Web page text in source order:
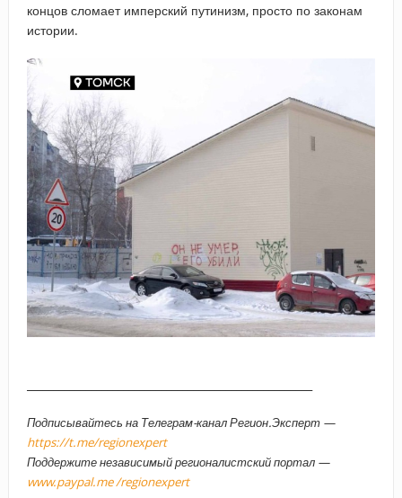
концов сломает имперский путинизм, просто по законам
истории.
Подписывайтесь на Телеграм-канал Регион.Эксперт —
https://t.me/regionexpert
Поддержите независимый регионалистский портал —
www.paypal.me /regionexpert